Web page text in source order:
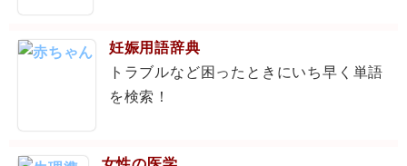
妊娠用語辞典
トラブルなど困ったときにいち早く単語
を検索！